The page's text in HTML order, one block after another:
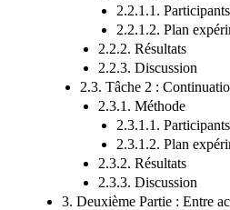
2.2.1.1. Participants
2.2.1.2. Plan
2.2.2. Résultats
2.2.3. Discussion
2.3. Tâche 2 :
2.3.1. Méthode
2.3.1.1. Participants
2.3.1.2. Plan
2.3.2. Résultats
2.3.3. Discussion
3. Deuxième Partie : Entre